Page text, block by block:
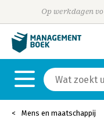
Op werkdagen
Mens en maatschappij